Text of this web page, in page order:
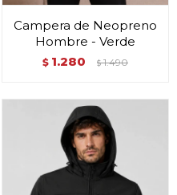
Campera de Neopreno
Hombre - Verde
$ 1.280 $ 1.490